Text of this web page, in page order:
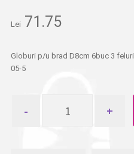
Lei 71.75
Globuri p/u brad D8cm 6buc 3
05-5
товара